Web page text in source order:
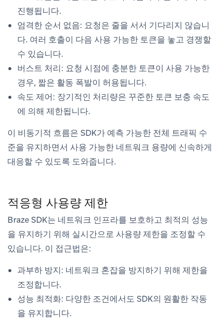
진행됩니다.
엄격한 순서 없음: 요청은 줄을 서서 기다리지 않습니
다. 여러 호출이 다음 사용 가능한 토큰을 놓고 경쟁할
수 있습니다.
버스트 처리: 요청 시점에 충분한 토큰이 사용 가능한
경우, 짧은 활동 폭발이 허용됩니다.
속도 제어: 장기적인 처리량은 꾸준한 토큰 보충 속도
에 의해 제한됩니다.
이 비동기적 흐름은 SDK가 예측 가능한 전체 트래픽 수
준을 유지하면서 사용 가능한 네트워크 용량에 신속하게
대응할 수 있도록 도와줍니다.
적응형 사용량 제한
Braze SDK는 네트워크 인프라를 보호하고 최적의 성능
을 유지하기 위해 실시간으로 사용량 제한을 조정할 수
있습니다. 이 접근법은:
과부하 방지: 네트워크 혼잡을 방지하기 위해 제한을
조정합니다.
성능 최적화: 다양한 조건에서도 SDK의 원활한 작동
을 유지합니다.